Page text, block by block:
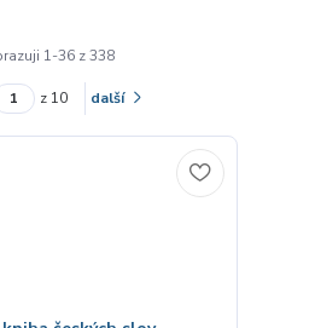
1-36 z 338
z 10 další